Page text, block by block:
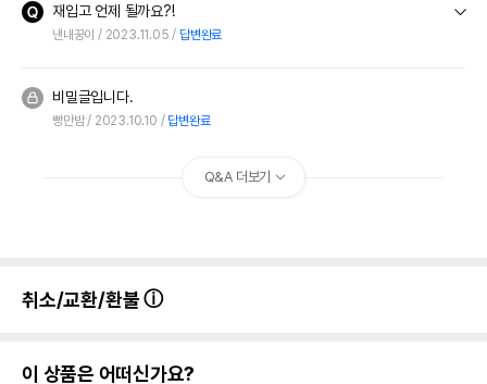
재입고 언제 될까요?!
낸내꿍이 2023.11.05 답변완료
비밀글입니다.
빵만밤 2023.10.10 답변완료
Q&A 더보기
취소/교환/환불
이 상품은 어떠신가요?